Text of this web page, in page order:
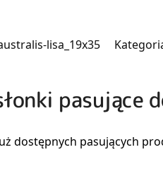
lisa_19x35
pasujące